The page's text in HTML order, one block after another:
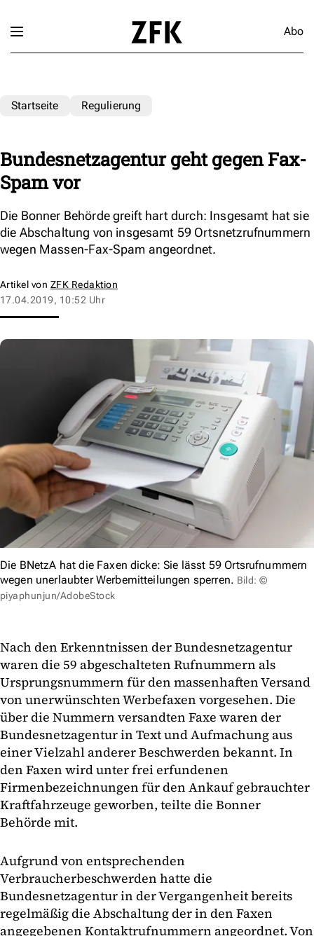
Abo
Startseite Regulierung
Bundesnetzagentur geht gegen Fax-
Spam vor
Die Bonner Behörde greift hart durch: Insgesamt hat sie
die Abschaltung von insgesamt 59 Ortsnetzrufnummern
wegen Massen-Fax-Spam angeordnet.
Artikel von ZFK Redaktion
17.04.2019, 10:52 Uhr
Die BNetzA hat die Faxen dicke: Sie lässt 59 Ortsrufnummern
wegen unerlaubter Werbemitteilungen sperren. Bild: ©
piyaphunjun/AdobeStock
Nach den Erkenntnissen der Bundesnetzagentur
waren die 59 abgeschalteten Rufnummern als
Ursprungsnummern für den massenhaften Versand
von unerwünschten Werbefaxen vorgesehen. Die
über die Nummern versandten Faxe waren der
Bundesnetzagentur in Text und Aufmachung aus
einer Vielzahl anderer Beschwerden bekannt. In
den Faxen wird unter frei erfundenen
Firmenbezeichnungen für den Ankauf gebrauchter
Kraftfahrzeuge geworben, teilte die Bonner
Behörde mit.
Aufgrund von entsprechenden
Verbraucherbeschwerden hatte die
Bundesnetzagentur in der Vergangenheit bereits
regelmäßig die Abschaltung der in den Faxen
angegebenen Kontaktrufnummern angeordnet. Von